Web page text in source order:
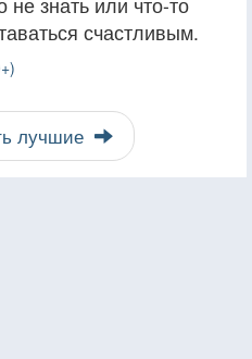
счастливым.
лучшие